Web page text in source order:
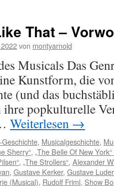
That –
von montyarnold
Musicals Das
Kunstform, die
(und das
ihre popkulturelle
Weiterlesen →
, Musicalgeschichte,
Sherry“, „The Belle Of New
, „The Strollers“, Alexander
, Gustave Kerker, Gustave
(Musical), Rudolf Friml, Show